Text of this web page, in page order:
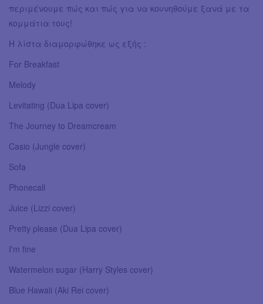
περιμένουμε πώς και πώς για να κουνηθούμε ξανά με τα
κομμάτια τους!
Η λίστα διαμορφώθηκε ως εξής :
For Breakfast
Melody
Levitating (Dua Lipa cover)
The Journey to Dreamcream
Casio (Jungle cover)
Sofa
Phonecall
Juice (Lizzi cover)
Pretty please (Dua Lipa cover)
I'm fine
Watermelon sugar (Harry Styles cover)
Blue Hawaii (Aki Rei cover)